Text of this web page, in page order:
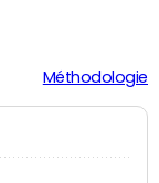
Méthodologie